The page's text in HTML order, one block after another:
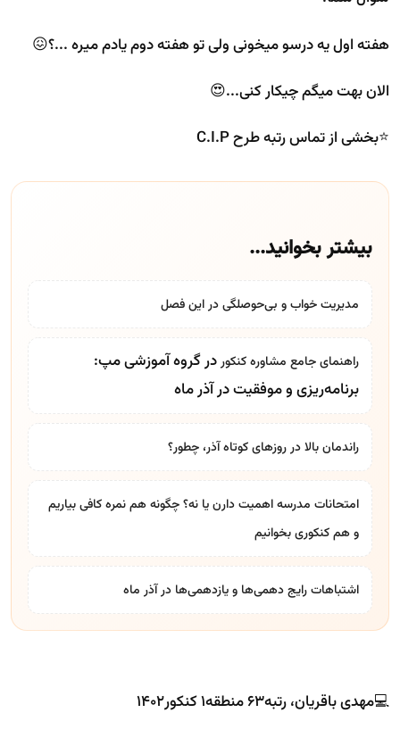
هفته اول یه درسو میخونی ولی تو هفته دوم یادم میره ...؟😖
الان بهت میگم چیکار کنی...😍
⭐️بخشی از تماس‌ رتبه‌ طرح C.I.P
بیشتر بخوانید...
مدیریت خواب و بی‌حوصلگی در این فصل
راهنمای جامع مشاوره کنکوردر گروه آموزشی مپ:
برنامه‌ریزی و موفقیت در آذر ماه
راندمان بالا در روزهای کوتاه آذر، چطور؟
امتحانات مدرسه اهمیت دارن یا نه؟ چگونه هم نمره کافی بیاریم
و هم کنکوری بخوانیم
اشتباهات رایج دهمی‌ها و یازدهمی‌ها در آذر ماه
💻مهدی باقریان، رتبه۶۳ منطقه۱ کنکور۱۴۰۲